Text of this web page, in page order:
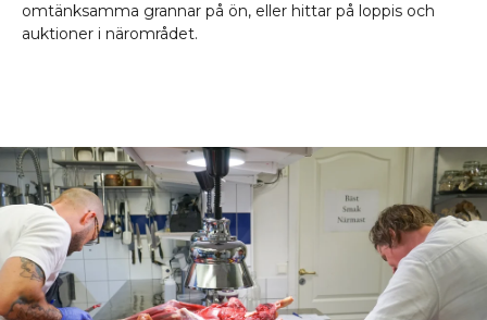
omtänksamma grannar på ön, eller hittar på loppis och
auktioner i närområdet.